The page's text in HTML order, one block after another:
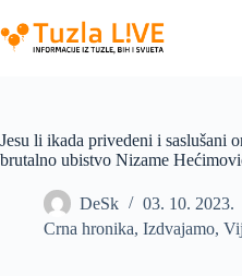
to
content
Jesu li ikada privedeni i saslušani
brutalno ubistvo Nizame
DeSk
03. 10. 2023.
Crna hronika, Izdvajamo,